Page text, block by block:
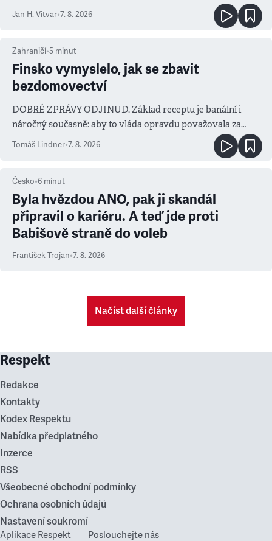
salvy i kritika pokrokářů
Jan H. Vitvar•7. 8. 2026
Zahraničí•5 minut
Finsko vymyslelo, jak se zbavit
bezdomovectví
DOBRÉ ZPRÁVY ODJINUD. Základ receptu je banální i
náročný současně: aby to vláda opravdu považovala za
prioritu
Tomáš Lindner•7. 8. 2026
Česko•6 minut
Byla hvězdou ANO, pak ji skandál
připravil o kariéru. A teď jde proti
Babišově straně do voleb
František Trojan•7. 8. 2026
Načíst další články
Respekt
Redakce
Kontakty
Kodex Respektu
Nabídka předplatného
Inzerce
RSS
Všeobecné obchodní podmínky
Ochrana osobních údajů
Nastavení soukromí
Aplikace Respekt Poslouchejte nás